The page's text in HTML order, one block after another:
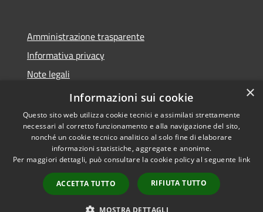
Amministrazione trasparente
Informativa privacy
Note legali
Dichiarazione di accessibilità
Accessibilità
Copyright © 2026 • Provincia
del Sulcis Iglesiente • Powered
byMunicipium
Accesso
redazione
×
Informazioni sui cookie
Questo sito web utilizza cookie tecnici e assimilati strettamente
necessari al corretto funzionamento e alla navigazione del sito,
nonché un cookie tecnico analitico al solo fine di elaborare
informazioni statistiche, aggregate e anonime.
Per maggiori dettagli, può consultare la cookie policy al seguente link
ACCETTA TUTTO RIFIUTA TUTTO
MOSTRA DETTAGLI